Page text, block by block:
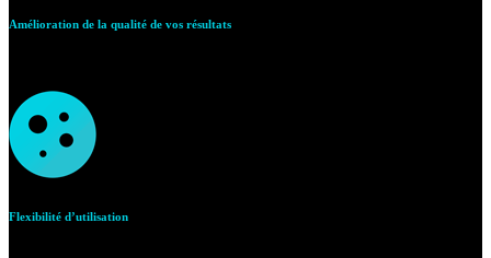
Amélioration de la qualité de vos résultats
Flexibilité d’utilisation